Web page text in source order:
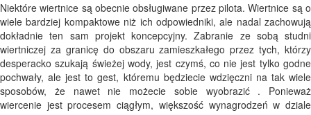
Niektóre wiertnice są obecnie obsługiwane przez pilota. Wiertnice są o
wiele bardziej kompaktowe niż ich odpowiedniki, ale nadal zachowują
dokładnie ten sam projekt koncepcyjny. Zabranie ze sobą studni
wiertniczej za granicę do obszaru zamieszkałego przez tych, którzy
desperacko szukają świeżej wody, jest czymś, co nie jest tylko godne
pochwały, ale jest to gest, któremu będziecie wdzięczni na tak wiele
sposobów, że nawet nie możecie sobie wyobrazić . Ponieważ
wiercenie jest procesem ciągłym, większość wynagrodzeń w dziale